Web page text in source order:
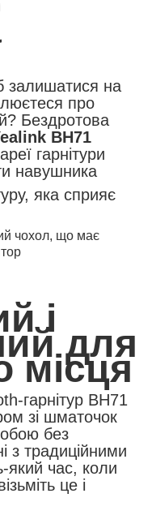
залишатися на
про
Бездротова
BH71
гарнітури
навушника
яка сприяє
чохол, що має
і
для
місця
гарнітур BH71
зі шматочок
без
з традиційними
який час, коли
це і